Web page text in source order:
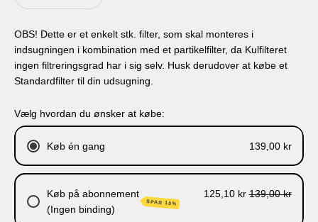
OBS! Dette er et enkelt stk. filter, som skal monteres i
indsugningen i kombination med et partikelfilter, da Kulfilteret
ingen filtreringsgrad har i sig selv. Husk derudover at købe et
Standardfilter til din udsugning.
Vælg hvordan du ønsker at købe:
Køb én gang 139,00 kr
Køb på abonnement
(Ingen binding)
SPAR 10%
125,10 kr 139,00 kr